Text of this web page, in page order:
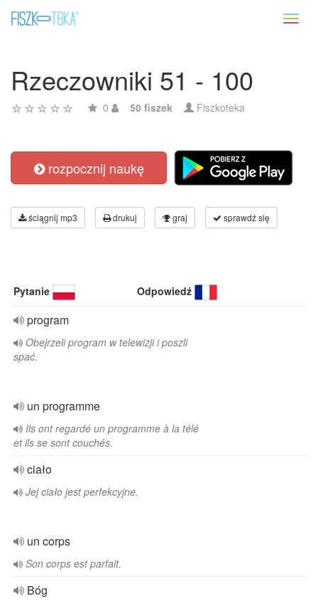
Rzeczowniki 51 - 100
0 50 fiszek Fiszkoteka
rozpocznij naukę
ściągnij mp3 drukuj graj sprawdź się
Pytanie Odpowiedź
program
Obejrzeli program w telewizji i poszli
spać.
un programme
Ils ont regardé un programme à la télé
et ils se sont couchés.
ciało
Jej ciało jest perfekcyjne.
un corps
Son corps est parfait.
Bóg